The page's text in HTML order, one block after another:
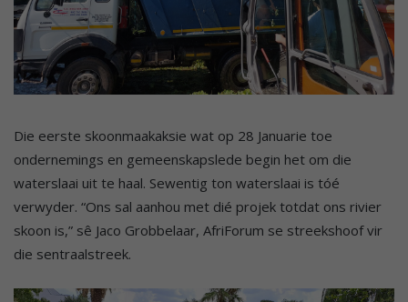
Die eerste skoonmaakaksie wat op 28 Januarie toe
ondernemings en gemeenskapslede begin het om die
waterslaai uit te haal. Sewentig ton waterslaai is tóé
verwyder. “Ons sal aanhou met dié projek totdat ons rivier
skoon is,” sê Jaco Grobbelaar, AfriForum se streekshoof vir
die sentraalstreek.